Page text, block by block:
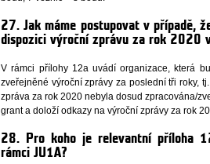
27. Jak máme postupovat v případě,
dispozici výroční zprávu za rok 2020
V rámci přílohy 12a uvádí organizace, která
zveřejněné výroční zprávy za poslední tři roky,
zpráva za rok 2020 nebyla dosud zpracována/
grant a doloží odkazy na výroční zprávy za rok
28. Pro koho je relevantní příloha
rámci JU1A?